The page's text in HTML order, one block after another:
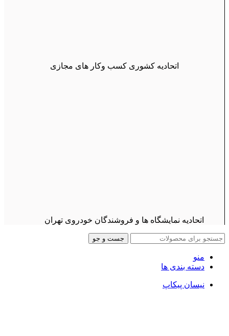
اتحادیه کشوری کسب وکار های مجازی
اتحادیه نمایشگاه ها و فروشندگان خودروی تهران
جست و جو
منو
دسته بندی ها
نیسان پیکاپ